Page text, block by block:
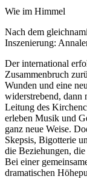
Wie im Himmel
Nach dem
Inszenierung:
Der international
Zusammenbruch
Wunden und eine
widerstrebend, dann
Leitung des
erleben Musik und
ganz neue Weise.
Skepsis, Bigotterie
die Beziehungen,
Bei einer
dramatischen